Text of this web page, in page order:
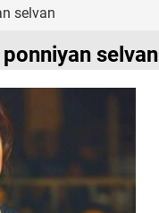
selvan
selvan